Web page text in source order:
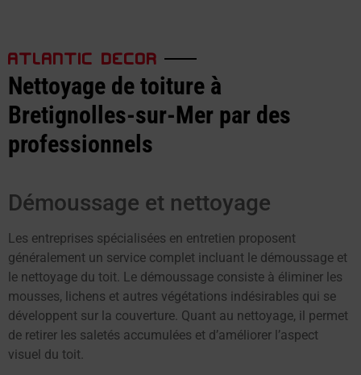
ATLANTIC DECOR
Nettoyage de toiture à
Bretignolles-sur-Mer par des
professionnels
Démoussage et nettoyage
Les entreprises spécialisées en entretien proposent
généralement un service complet incluant le démoussage et
le nettoyage du toit. Le démoussage consiste à éliminer les
mousses, lichens et autres végétations indésirables qui se
développent sur la couverture. Quant au nettoyage, il permet
de retirer les saletés accumulées et d’améliorer l’aspect
visuel du toit.